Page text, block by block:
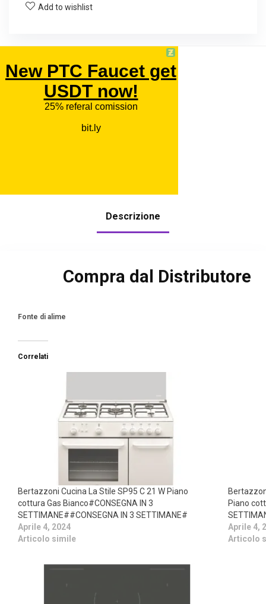
Add to wishlist
Descrizione
Compra dal Distributore
Fonte di alime
Correlati
Bertazzoni Cucina La Stile SP95 C 21 W Piano
cottura Gas Bianco#CONSEGNA IN 3
SETTIMANE##CONSEGNA IN 3 SETTIMANE#
Aprile 4, 2024
Articolo simile
Piano
Aprile 4,
Articolo